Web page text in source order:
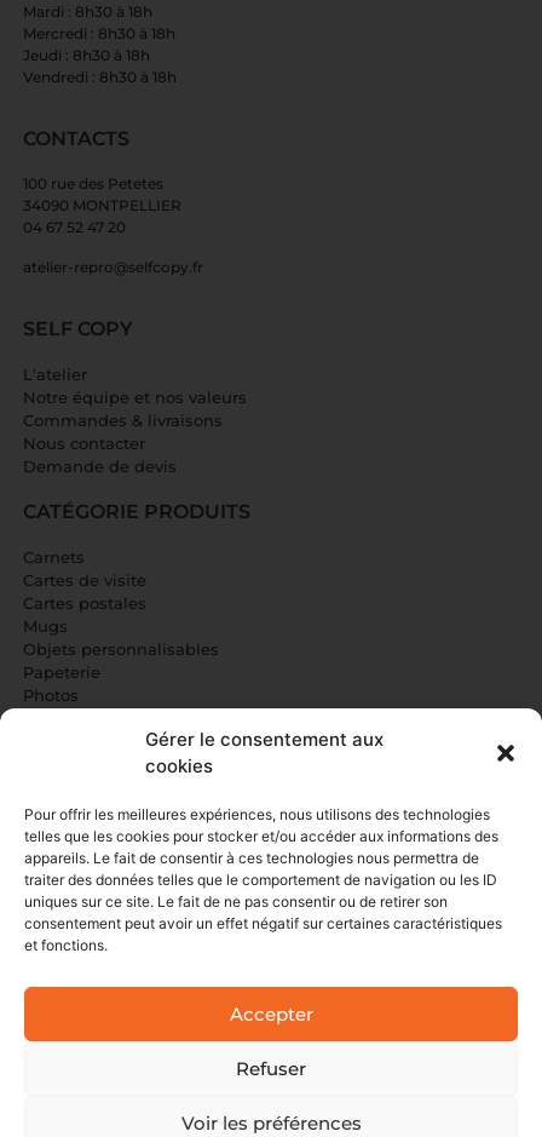
Gérer le consentement aux
cookies
Pour offrir les meilleures expériences, nous utilisons des technologies
telles que les cookies pour stocker et/ou accéder aux informations des
appareils. Le fait de consentir à ces technologies nous permettra de
traiter des données telles que le comportement de navigation ou les ID
uniques sur ce site. Le fait de ne pas consentir ou de retirer son
consentement peut avoir un effet négatif sur certaines caractéristiques
et fonctions.
Accepter
Refuser
Voir les préférences
Mardi : 8h30 à 18h
Mercredi : 8h30 à 18h
Jeudi : 8h30 à 18h
Vendredi : 8h30 à 18h
CONTACTS
100 rue des Petetes
34090 MONTPELLIER
04 67 52 47 20
atelier-repro@selfcopy.fr
SELF COPY
L'atelier
Notre équipe et nos valeurs
Commandes & livraisons
Nous contacter
Demande de devis
CATÉGORIE PRODUITS
Carnets
Cartes de visite
Cartes postales
Mugs
Objets personnalisables
Papeterie
Photos
NOS SERVICES
Informatique
Idées cadeaux
Impressions reliées
Événements familiaux
Photocopies/impressions
Communication professionnelle
Photocopie, impression ou scan ?
Le Poster Scientifique, comment le créer ?